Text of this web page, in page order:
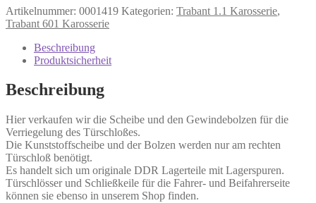
Artikelnummer: 0001419 Kategorien: Trabant 1.1 Karosserie,
Trabant 601 Karosserie
Beschreibung
Produktsicherheit
Beschreibung
Hier verkaufen wir die Scheibe und den Gewindebolzen für die
Verriegelung des Türschloßes.
Die Kunststoffscheibe und der Bolzen werden nur am rechten
Türschloß benötigt.
Es handelt sich um originale DDR Lagerteile mit Lagerspuren.
Türschlösser und Schließkeile für die Fahrer- und Beifahrerseite
können sie ebenso in unserem Shop finden.